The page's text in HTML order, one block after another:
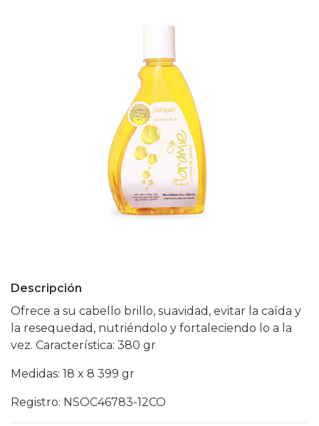
Descripción
Ofrece a su cabello brillo, suavidad, evitar la caída y
la resequedad, nutriéndolo y fortaleciendo lo a la
vez. Característica: 380 gr
Medidas: 18 x 8 399 gr
Registro: NSOC46783-12CO